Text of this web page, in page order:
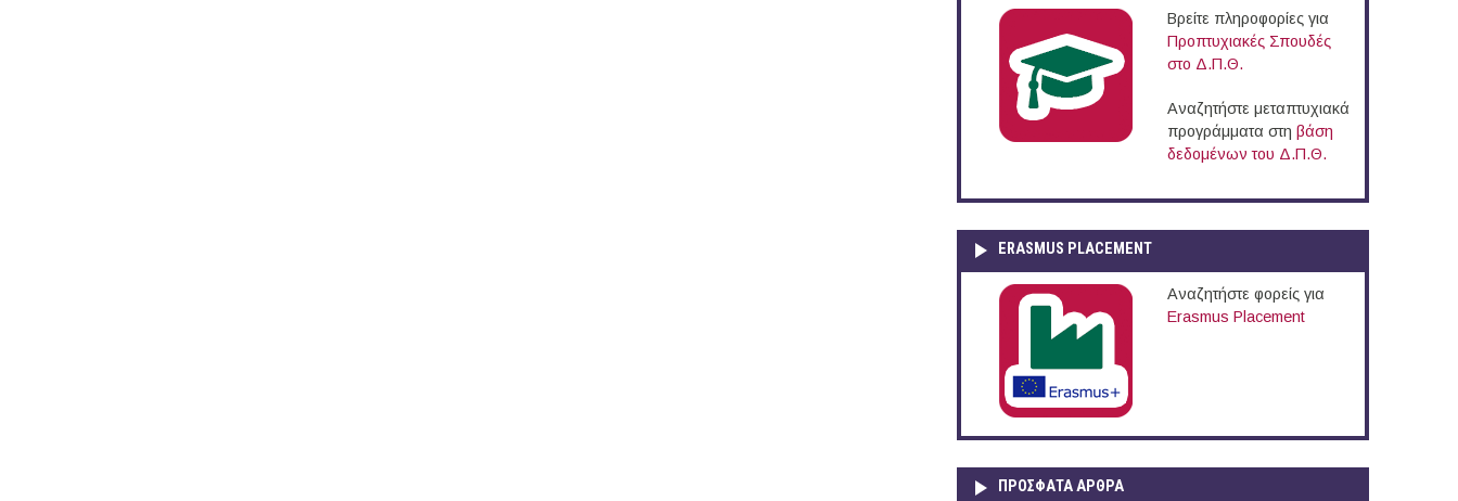
Βρείτε πληροφορίες για
Προπτυχιακές Σπουδές
στο Δ.Π.Θ.
Αναζητήστε μεταπτυχιακά
προγράμματα στη βάση
δεδομένων του Δ.Π.Θ.
ERASMUS PLACEMENT
Αναζητήστε φορείς για
Erasmus Placement
ΠΡOΣΦΑΤΑ AΡΘΡΑ